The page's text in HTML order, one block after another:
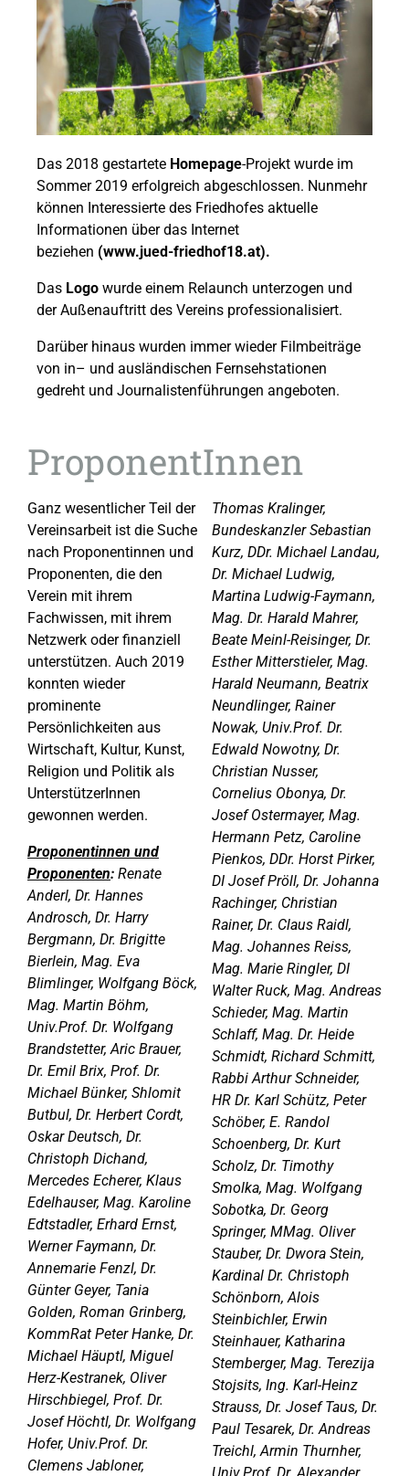
Das 2018 gestartete Homepage-Projekt wurde im
Sommer 2019 erfolgreich abgeschlossen. Nunmehr
können Interessierte des Friedhofes aktuelle
Informationen über das Internet
beziehen (www.jued-friedhof18.at).
Das Logo wurde einem Relaunch unterzogen und
der Außenauftritt des Vereins professionalisiert.
Darüber hinaus wurden immer wieder Filmbeiträge
von in– und ausländischen Fernsehstationen
gedreht und Journalistenführungen angeboten.
ProponentInnen
Ganz wesentlicher Teil der
Vereinsarbeit ist die Suche
nach Proponentinnen und
Proponenten, die den
Verein mit ihrem
Fachwissen, mit ihrem
Netzwerk oder finanziell
unterstützen. Auch 2019
konnten wieder
prominente
Persönlichkeiten aus
Wirtschaft, Kultur, Kunst,
Religion und Politik als
UnterstützerInnen
gewonnen werden.
Proponentinnen und
Proponenten: Renate
Anderl, Dr. Hannes
Androsch, Dr. Harry
Bergmann, Dr. Brigitte
Bierlein, Mag. Eva
Blimlinger, Wolfgang Böck,
Mag. Martin Böhm,
Univ.Prof. Dr. Wolfgang
Brandstetter, Aric Brauer,
Dr. Emil Brix, Prof. Dr.
Michael Bünker, Shlomit
Butbul, Dr. Herbert Cordt,
Oskar Deutsch, Dr.
Christoph Dichand,
Mercedes Echerer, Klaus
Edelhauser, Mag. Karoline
Edtstadler, Erhard Ernst,
Werner Faymann, Dr.
Annemarie Fenzl, Dr.
Günter Geyer, Tania
Golden, Roman Grinberg,
KommRat Peter Hanke, Dr.
Michael Häuptl, Miguel
Herz-Kestranek, Oliver
Hirschbiegel, Prof. Dr.
Josef Höchtl, Dr. Wolfgang
Hofer, Univ.Prof. Dr.
Clemens Jabloner,
Thomas Kralinger,
Bundeskanzler Sebastian
Kurz, DDr. Michael Landau,
Dr. Michael Ludwig,
Martina Ludwig-Faymann,
Mag. Dr. Harald Mahrer,
Beate Meinl-Reisinger, Dr.
Esther Mitterstieler, Mag.
Harald Neumann, Beatrix
Neundlinger, Rainer
Nowak, Univ.Prof. Dr.
Edwald Nowotny, Dr.
Christian Nusser,
Cornelius Obonya, Dr.
Josef Ostermayer, Mag.
Hermann Petz, Caroline
Pienkos, DDr. Horst Pirker,
DI Josef Pröll, Dr. Johanna
Rachinger, Christian
Rainer, Dr. Claus Raidl,
Mag. Johannes Reiss,
Mag. Marie Ringler, DI
Walter Ruck, Mag. Andreas
Schieder, Mag. Martin
Schlaff, Mag. Dr. Heide
Schmidt, Richard Schmitt,
Rabbi Arthur Schneider,
HR Dr. Karl Schütz, Peter
Schöber, E. Randol
Schoenberg, Dr. Kurt
Scholz, Dr. Timothy
Smolka, Mag. Wolfgang
Sobotka, Dr. Georg
Springer, MMag. Oliver
Stauber, Dr. Dwora Stein,
Kardinal Dr. Christoph
Schönborn, Alois
Steinbichler, Erwin
Steinhauer, Katharina
Stemberger, Mag. Terezija
Stojsits, Ing. Karl-Heinz
Strauss, Dr. Josef Taus, Dr.
Paul Tesarek, Dr. Andreas
Treichl, Armin Thurnher,